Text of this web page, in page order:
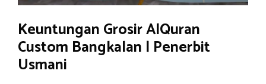
Keuntungan Grosir AlQuran
Custom Bangkalan | Penerbit
Usmani